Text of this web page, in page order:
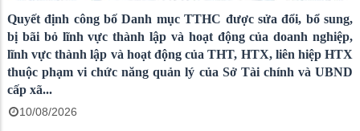
Quyết định công bố Danh mục TTHC được sửa đổi, bổ sung,
bị bãi bỏ lĩnh vực thành lập và hoạt động của doanh nghiệp,
lĩnh vực thành lập và hoạt động của THT, HTX, liên hiệp HTX
thuộc phạm vi chức năng quản lý của Sở Tài chính và UBND
cấp xã...
10/08/2026